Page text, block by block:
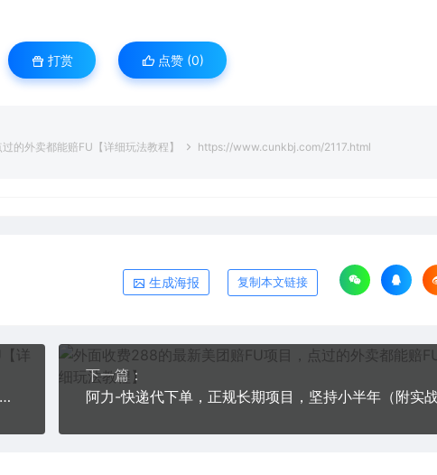
打赏 点赞 (0)
的外卖都能赔FU【详细玩法教程】 https://www.cunkbj.com/2117.html
生成海报 复制本文链接
全网首发-CGPT3.1微信小程序部署搭建，自带流量主版本【源码+教程】
下一篇：